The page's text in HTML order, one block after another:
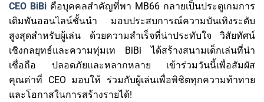
CEO BiBi คือบุคคลสำคัญที่พา MB66 กลายเป็นประตูเกมการ
เดิมพันออนไลน์ชั้นนำ มอบประสบการณ์ความบันเทิงระดับ
สูงสุดสำหรับผู้เล่น ด้วยความสำเร็จที่น่าประทับใจ วิสัยทัศน์
เชิงกลยุทธ์และความทุ่มเท BiBi ได้สร้างสนามเด็กเล่นที่น่า
เชื่อถือ ปลอดภัยและหลากหลาย เข้าร่วมวันนี้เพื่อสัมผัส
คุณค่าที่ CEO มอบให้ ร่วมกับผู้เล่นเพื่อพิชิตทุกความท้าทาย
และโอกาสในการสร้างรายได้!